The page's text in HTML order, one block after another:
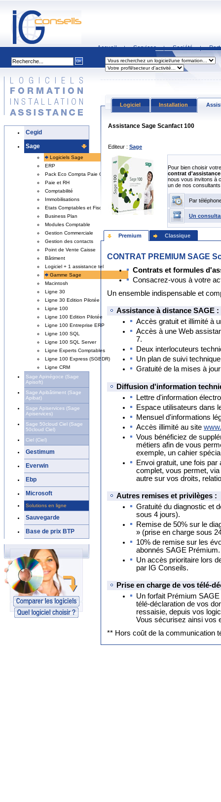
Accueil | Services | Société |
Cegid
Sage
Logiciels Sage
ERP
Pack Eco Compta Paie Gestion
Paie et RH
Comptabilité
Immobilisations
Etats Comptables et Fiscaux
Business Plan
Modules Comptable
Gestion Commerciale
Gestion des contacts
Point de Vente Caisse
Bâtiment
Logiciel + 1 assistance tel
Gamme Sage
Macintosh
Ligne 30
Ligne 30 Edition Pilotée
Ligne 100
Ligne 100 Edition Pilotée
Ligne 100 Entreprise ERP
Ligne 100 SQL
Ligne 100 SQL Server
Ligne Experts Comptables
Ligne 100 Express (SGBDR)
Ligne CRM
Sage Apinégoce (Sage
Apisoft)
Sage Apibâtiment (Sage
Apibat)
Sage Apiservices (Sage
Apiservices)
Sage 50cloud Ciel (Sage
50cloud Ciel)
Ciel (Ciel)
Gestimum
Everwin
Ebp
Microsoft
Solutions en ligne
Sauvegarde
Base de prix BTP
Logiciel Installation
Assistance Sage Scanfact 100
Editeur : Sage
Pour bien choisir votre
contrat
nous vous invitons à
un de nos consultants
Par
Un
Premium Classique
CONTRAT PREMIUM SAGE
Contrats et formules
Consacrez-vous à votre
Un ensemble indispensable et
Assistance à distance SAGE :
Accès gratuit et illimité à
Accès à une Web
7.
Deux interlocuteurs
Un plan de suivi
Gratuité de la mises à
Diffusion d'information
Lettre d'information
Espace utilisateurs dans
Mensuel d'informations
Accès illimité au site
Vous bénéficiez de
métiers afin de vous
exemple, un cahier
Envoi gratuit, une fois
complet, vous permet,
autre sur vos droits,
Autres remises et privilèges :
Gratuité du diagnostic et
sous 4 jours).
Remise de 50% sur le
» (prise en charge sous
10% de remise sur les
abonnés SAGE Prémium.
Un accès prioritaire lors
par IG Conseils.
Prise en charge de vos télé-
Un forfait Prémium
télé-déclaration de vos
ressaisie, depuis vos
Vous sécurisez ainsi vos
** Hors coût de la communication